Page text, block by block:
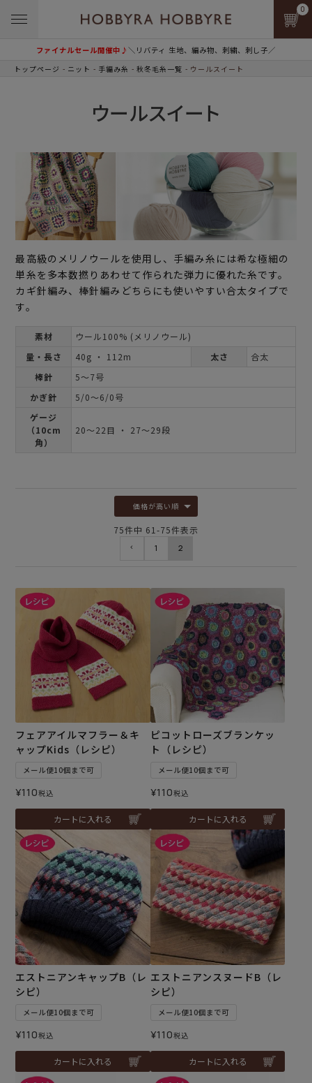
ファイナルセール開催中♪＼リバティ 生地、編み物、刺繍、刺し子／
0
トップページ ニット 手編み糸 秋冬毛糸一覧 ウールスイート
ウールスイート
最高級のメリノウールを使用し、手編み糸には希な極細の
単糸を多本数撚りあわせて作られた弾力に優れた糸です。
カギ針編み、棒針編みどちらにも使いやすい合太タイプで
す。
素材
ウール100% (メリノウール)
量・長さ
40g ・ 112m 太さ
合太
棒針
5～7号
かぎ針
5/0～6/0号
ゲージ
（10cm
角）
20～22目 ・ 27～29段
価格が高い順
75件中 61 -75件表示
1 2
フェアアイルマフラー＆キ
ャップKids（レシピ）
メール便10個まで可
¥110税込
カートに入れる
ピコットローズブランケッ
ト（レシピ）
メール便10個まで可
¥110税込
カートに入れる
エストニアンキャップB（レ
シピ）
メール便10個まで可
¥110税込
カートに入れる
エストニアンスヌードB（レ
シピ）
メール便10個まで可
¥110税込
カートに入れる